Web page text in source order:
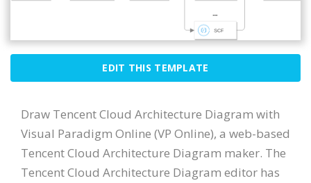
EDIT THIS TEMPLATE
Draw Tencent Cloud Architecture Diagram with
Visual Paradigm Online (VP Online), a web-based
Tencent Cloud Architecture Diagram maker. The
Tencent Cloud Architecture Diagram editor has